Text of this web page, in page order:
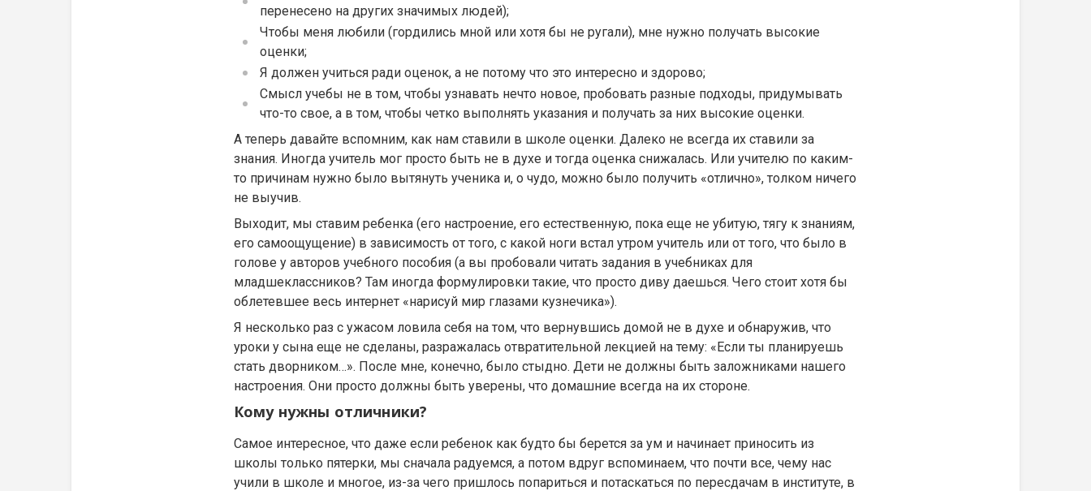
перенесено на других значимых людей);
Чтобы меня любили (гордились мной или хотя бы не ругали), мне нужно получать высокие
оценки;
Я должен учиться ради оценок, а не потому что это интересно и здорово;
Смысл учебы не в том, чтобы узнавать нечто новое, пробовать разные подходы, придумывать
что-то свое, а в том, чтобы четко выполнять указания и получать за них высокие оценки.
А теперь давайте вспомним, как нам ставили в школе оценки. Далеко не всегда их ставили за
знания. Иногда учитель мог просто быть не в духе и тогда оценка снижалась. Или учителю по каким-
то причинам нужно было вытянуть ученика и, о чудо, можно было получить «отлично», толком ничего
не выучив.
Выходит, мы ставим ребенка (его настроение, его естественную, пока еще не убитую, тягу к знаниям,
его самоощущение) в зависимость от того, с какой ноги встал утром учитель или от того, что было в
голове у авторов учебного пособия (а вы пробовали читать задания в учебниках для
младшеклассников? Там иногда формулировки такие, что просто диву даешься. Чего стоит хотя бы
облетевшее весь интернет «нарисуй мир глазами кузнечика»).
Я несколько раз с ужасом ловила себя на том, что вернувшись домой не в духе и обнаружив, что
уроки у сына еще не сделаны, разражалась отвратительной лекцией на тему: «Если ты планируешь
стать дворником…». После мне, конечно, было стыдно. Дети не должны быть заложниками нашего
настроения. Они просто должны быть уверены, что домашние всегда на их стороне.
Кому нужны отличники?
Самое интересное, что даже если ребенок как будто бы берется за ум и начинает приносить из
школы только пятерки, мы сначала радуемся, а потом вдруг вспоминаем, что почти все, чему нас
учили в школе и многое, из-за чего пришлось попариться и потаскаться по пересдачам в институте, в